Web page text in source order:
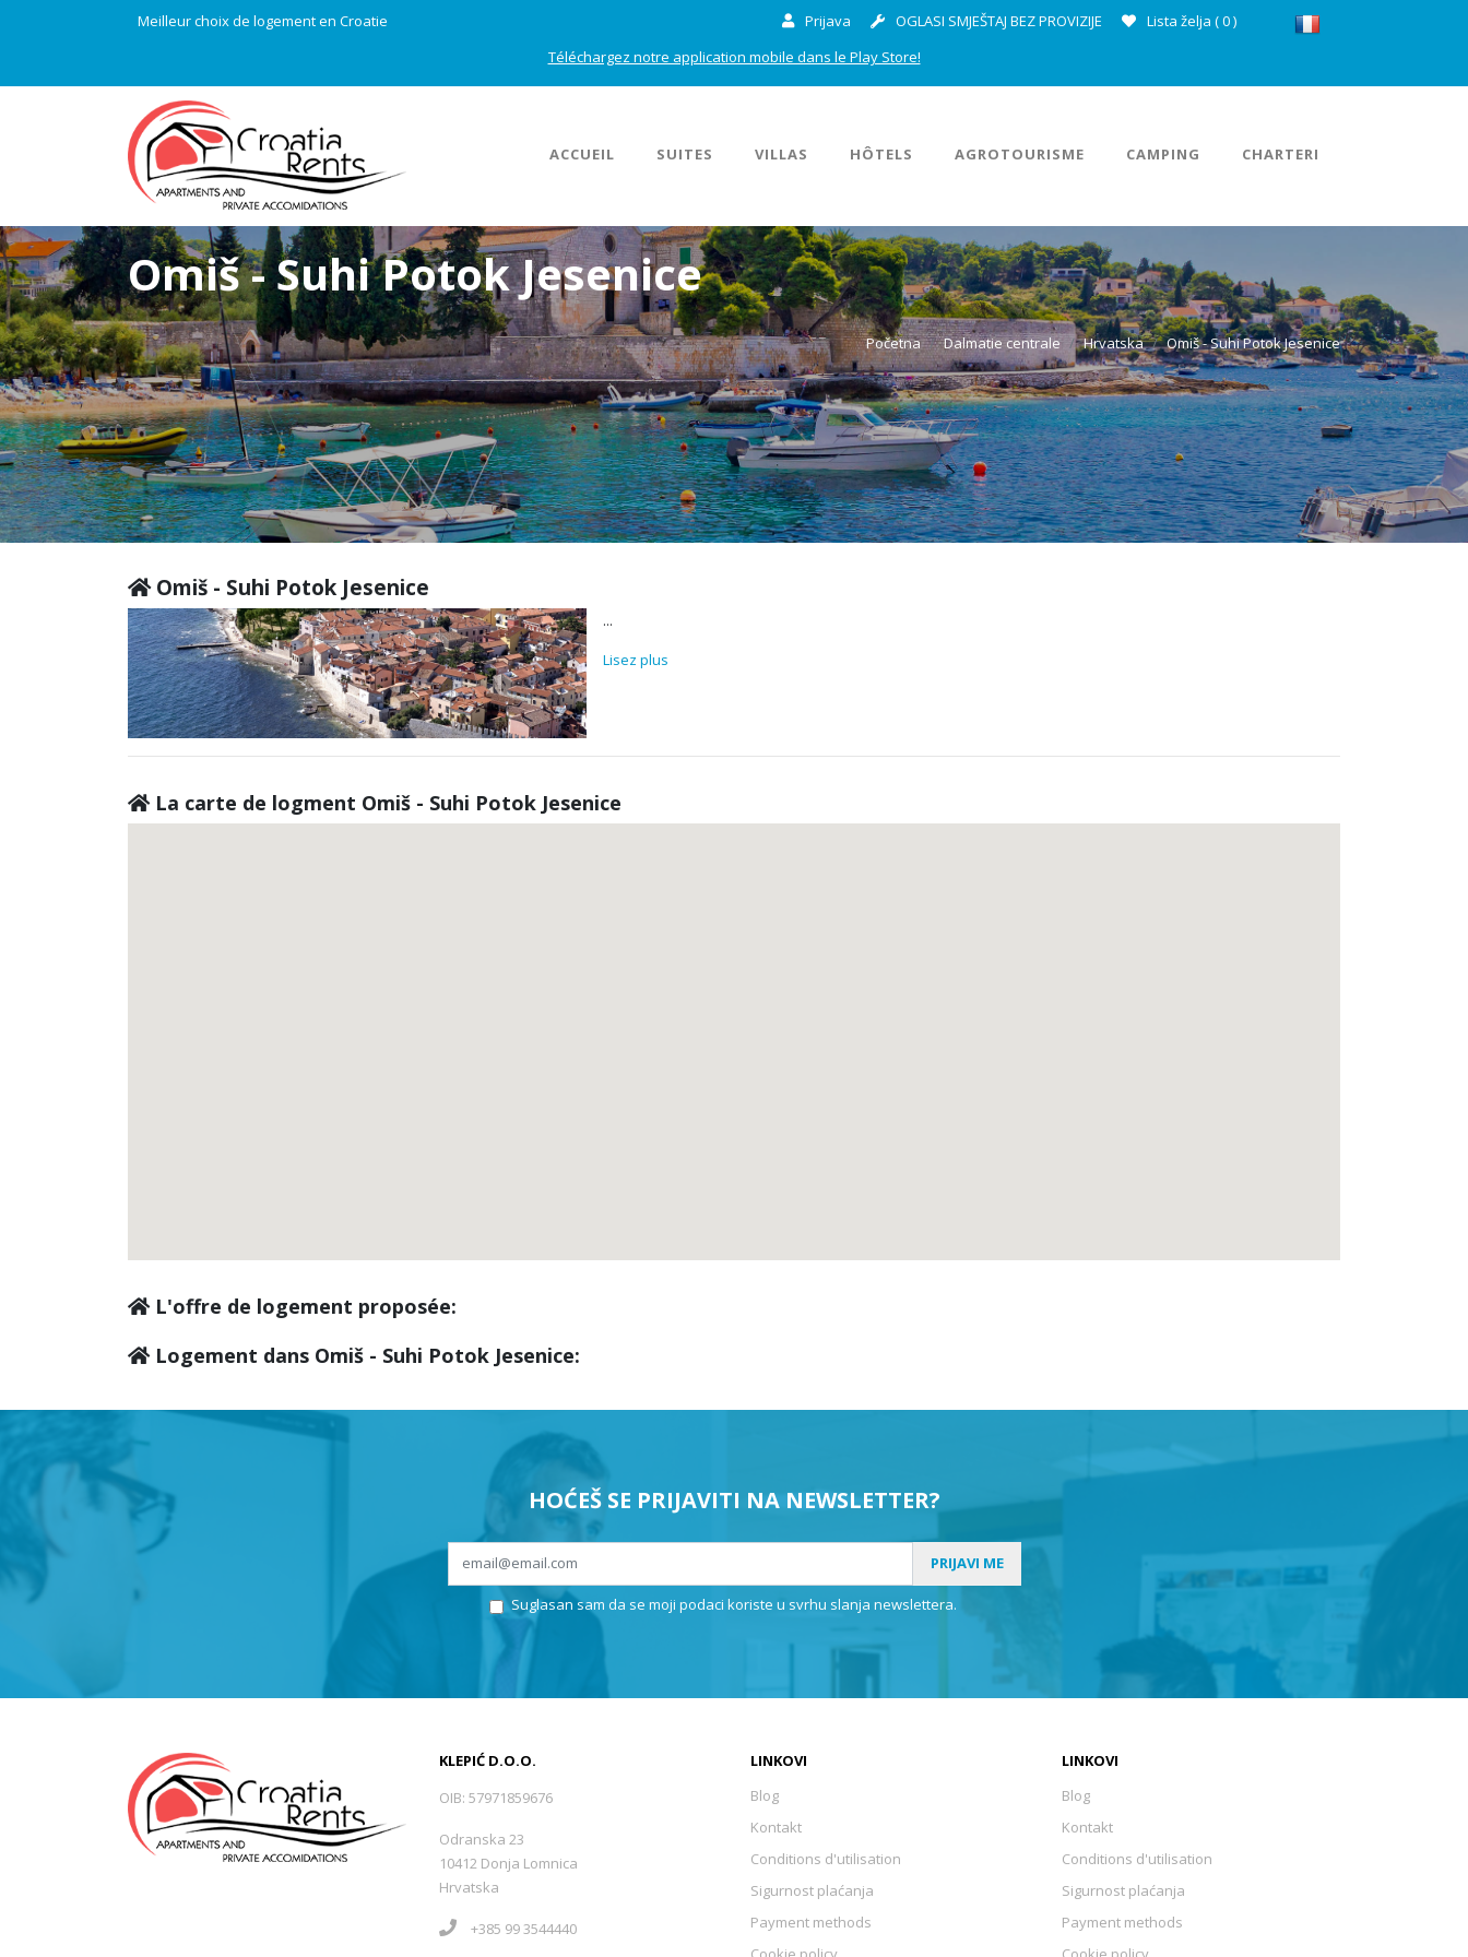
Meilleur choix de logement en Croatie Prijava OGLASI SMJEŠTAJ BEZ PROVIZIJE Lista želja (0)
Téléchargez notre application mobile dans le Play Store!
ACCUEIL SUITES VILLAS HÔTELS AGROTOURISME CAMPING CHARTERI
Omiš - Suhi Potok Jesenice
Početna Dalmatie centrale Hrvatska Omiš - Suhi Potok Jesenice
Omiš - Suhi Potok Jesenice
...
Lisez plus
La carte de logment Omiš - Suhi Potok Jesenice
L'offre de logement proposée:
Logement dans Omiš - Suhi Potok Jesenice:
HOĆEŠ SE PRIJAVITI NA NEWSLETTER?
PRIJAVI ME
Suglasan sam da se moji podaci koriste u svrhu slanja newslettera.
KLEPIĆ D.O.O.
OIB: 57971859676
Odranska 23
10412 Donja Lomnica
Hrvatska
+385 99 3544440
LINKOVI
Blog
Kontakt
Conditions d'utilisation
Sigurnost plaćanja
Payment methods
LINKOVI
Blog
Kontakt
Conditions d'utilisation
Sigurnost plaćanja
Payment methods